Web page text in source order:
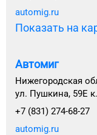
automig.ru
Показать на
Автомиг
Нижегородская
ул. Пушкина, 59Е
+7 (831) 274-68-27
automig.ru